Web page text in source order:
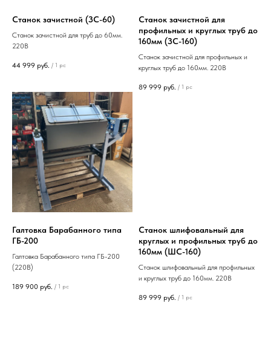
Станок зачистной (ЗС-60)
Станок зачистной для труб до 60мм.
220В
44 999 руб. / 1 pc
Станок зачистной для
профильных и круглых труб до
160мм (ЗС-160)
Станок зачистной для профильных и
круглых труб до 160мм. 220В
89 999 руб. / 1 pc
Галтовка Барабанного типа
ГБ-200
Галтовка Барабанного типа ГБ-200
(220В)
189 900 руб. / 1 pc
Станок шлифовальный для
круглых и профильных труб до
160мм (ШС-160)
Станок шлифовальный для профильных
и круглых труб до 160мм. 220В
89 999 руб. / 1 pc